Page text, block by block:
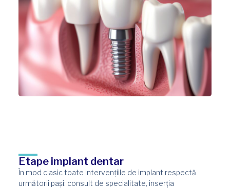
Etape implant dentar​
În mod clasic toate intervențiile de implant respectă
următorii pași: consult de specialitate, inserția